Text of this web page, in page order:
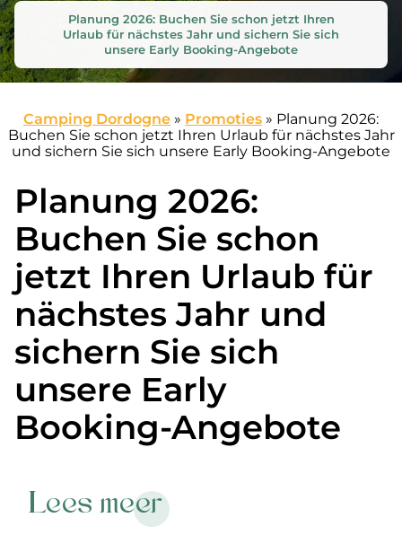
Planung 2026: Buchen Sie schon jetzt Ihren
Urlaub für nächstes Jahr und sichern Sie sich
unsere Early Booking-Angebote
Camping Dordogne » Promoties » Planung 2026:
Buchen Sie schon jetzt Ihren Urlaub für nächstes Jahr
und sichern Sie sich unsere Early Booking-Angebote
Planung 2026:
Buchen Sie schon
jetzt Ihren Urlaub für
nächstes Jahr und
sichern Sie sich
unsere Early
Booking-Angebote
Lees meer